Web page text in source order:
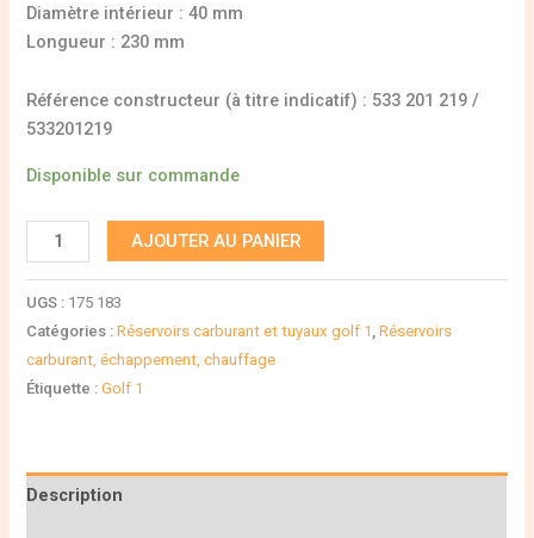
Diamètre intérieur : 40 mm
Longueur : 230 mm
Référence constructeur (à titre indicatif) : 533 201 219 /
533201219
Disponible sur commande
AJOUTER AU PANIER
UGS : 175 183
Catégories :Réservoirs carburant et tuyaux golf 1 ,Réservoirs
carburant, échappement, chauffage
Étiquette :Golf 1
Description